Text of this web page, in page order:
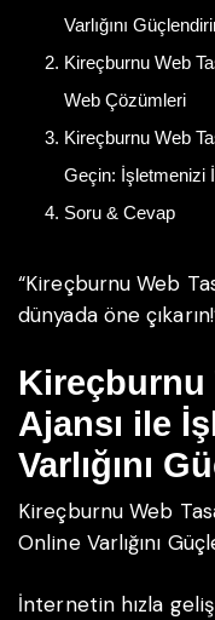
Varlığını
Kireçburnu Web
Web Çözümleri
Kireçburnu Web
Geçin: İşletmenizi
Soru & Cevap
“Kireçburnu Web
dünyada öne
Kireçburnu
Ajansı ile
Varlığını
Kireçburnu Web
Online Varlığını
İnternetin hızla